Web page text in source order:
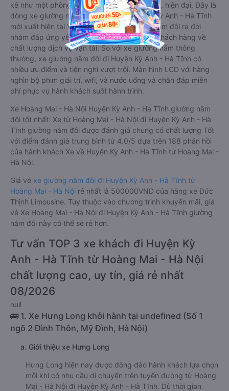
kế như một phòng ngủ khách sạn sang trọng, hiện đại. Đây là
dòng xe giường nằm cho cặp đôi đi Huyện Kỳ Anh - Hà Tĩnh
mới xuất hiện tại Việt Nam. Loại xe giường nằm đôi ra đời
nhằm đáp ứng yêu cầu ngày càng cao của khách hàng về
chất lượng dịch vụ vận tải. So với xe giường nằm thông
thường, xe giường nằm đôi đi Huyện Kỳ Anh - Hà Tĩnh có
nhiều ưu điểm và tiện nghi vượt trội. Màn hình LCD với hàng
nghìn bộ phim giải trí, wifi, và nước uống và chăn đắp miễn
phí phục vụ hành khách suốt hành trình.
Xe Hoàng Mai - Hà Nội Huyện Kỳ Anh - Hà Tĩnh giường nằm
đôi tốt nhất: Xe từ Hoàng Mai - Hà Nội đi Huyện Kỳ Anh - Hà
Tĩnh giường nằm đôi được đánh giá chung có chất lượng Tốt
với điểm đánh giá trung bình từ 4.0/5 dựa trên 188 phản hồi
của hành khách Xe về Huyện Kỳ Anh - Hà Tĩnh từ Hoàng Mai -
Hà Nội.
Giá vé xe giường nằm đôi đi Huyện Kỳ Anh - Hà Tĩnh từ
Hoàng Mai - Hà Nội rẻ nhất là 500000VND của hãng xe Đức
Thịnh Limousine. Tùy thuộc vào chương trình khuyến mãi, giá
vé Xe Hoàng Mai - Hà Nội đi Huyện Kỳ Anh - Hà Tĩnh giường
nằm đôi này có thể sẽ rẻ hơn.
Tư vấn TOP 3 xe khách đi Huyện Kỳ
Anh - Hà Tĩnh từ Hoàng Mai - Hà Nội
chất lượng cao, uy tín, giá rẻ nhất
08/2026
null
🚌 1. Xe Hưng Long khởi hành tại undefined (Số 1
ngõ 2 Đình Thôn, Mỹ Đình, Hà Nội)
a. Giới thiệu xe Hưng Long
Hưng Long hiện nay được đông đảo hành khách lựa chọn
mỗi khi có nhu cầu di chuyển trên tuyến đường từ Hoàng
Mai - Hà Nội đi Huyện Kỳ Anh - Hà Tĩnh. Dù thời gian